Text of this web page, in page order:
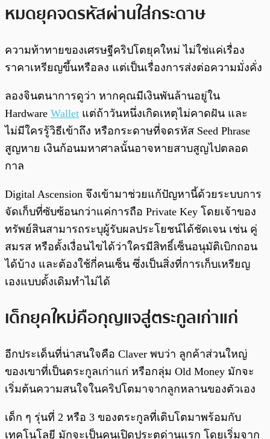
หมดยุคจดรหัสผ่านใส่กระดาษ
ความท้าทายของเศรษฐีคริปโตยุคใหม่ ไม่ใช่แค่เรื่อง
ราคาเหรียญขึ้นหรือลง แต่เป็นเรื่องการส่งต่อความมั่งคั่ง
ลองจินตนาการดูว่า หากคุณมีเงินพันล้านอยู่ใน
Hardware Wallet แต่ถ้าวันหนึ่งเกิดเหตุไม่คาดฝัน และ
ไม่มีใครรู้วิธีเข้าถึง หรือกระดาษที่จดรหัส Seed Phrase
สูญหาย เงินก้อนมหาศาลนั้นอาจหายสาบสูญไปตลอด
กาล
Digital Ascension จึงเข้ามาช่วยแก้ปัญหานี้ด้วยระบบการ
จัดเก็บที่ซับซ้อนกว่าแค่การถือ Private Key โดยเจ้าของ
ทรัพย์สินสามารถระบุผู้รับผลประโยชน์ได้ชัดเจน เช่น คู่
สมรส หรือตั้งเงื่อนไขได้ว่าใครมีสิทธิ์เซ็นอนุมัติเบิกถอน
ได้บ้าง และต้องใช้กี่คนเซ็น ซึ่งเป็นสิ่งที่การเก็บเหรียญ
เองแบบดั้งเดิมทำไม่ได้
เด็กยุคใหม่คือกุญแจสู่ตระกูลเก่าแก่
อีกประเด็นที่น่าสนใจคือ Claver พบว่า ลูกค้าส่วนใหญ่
ของเขาที่เป็นตระกูลเก่าแก่ หรือกลุ่ม Old Money มักจะ
เริ่มต้นความสนใจในคริปโตมาจากลูกหลานของตัวเอง
เด็ก ๆ รุ่นที่ 2 หรือ 3 ของตระกูลที่เติบโตมาพร้อมกับ
เทคโนโลยี มักจะเป็นคนเปิดประตูด่านแรก โดยเริ่มจาก